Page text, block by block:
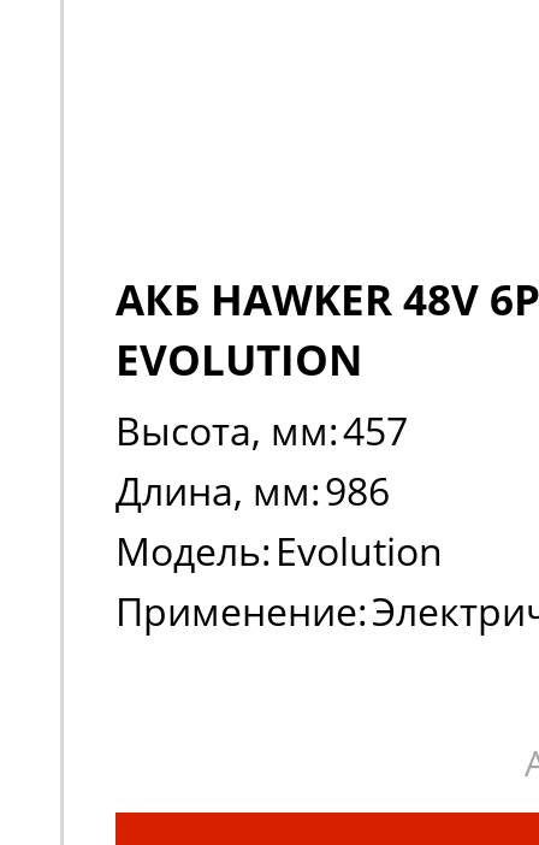
АКБ HAWKER 48V
EVOLUTION
Высота, мм:457
Длина, мм:986
Модель: Evolution
Применение: